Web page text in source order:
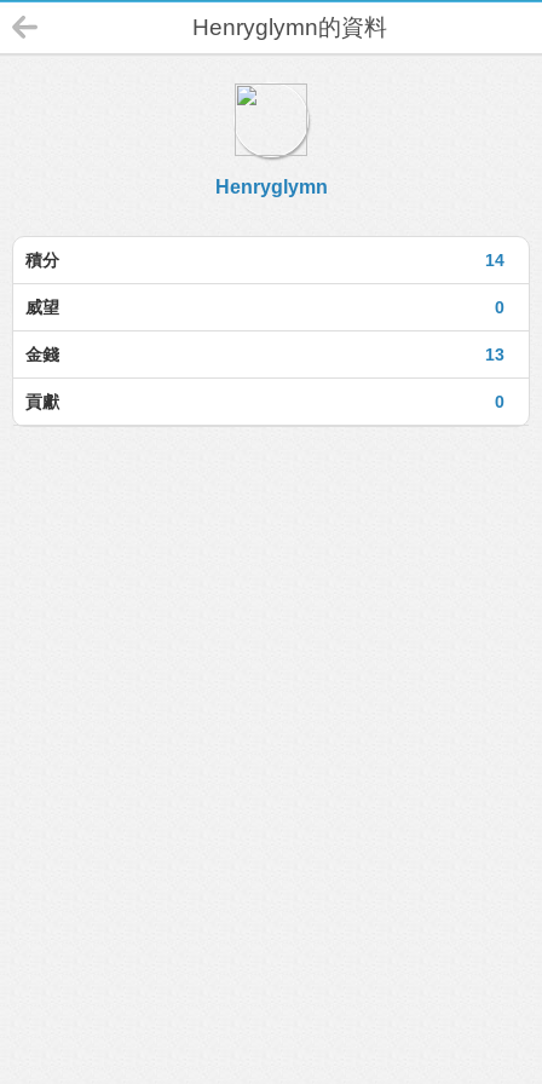
Henryglymn的資料
Henryglymn
14
積分
0
威望
13
金錢
0
貢獻